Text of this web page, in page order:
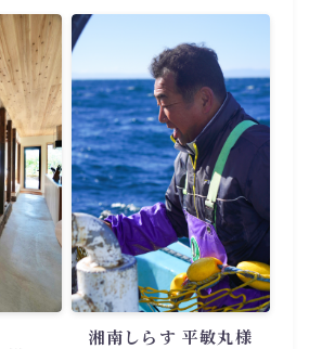
湘南しらす 平敏丸様